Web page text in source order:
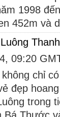
1998
452m và
09:20
chỉ
đẹp
trong